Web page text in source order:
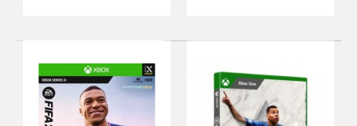
NBA 2K22 (Xbox One)..